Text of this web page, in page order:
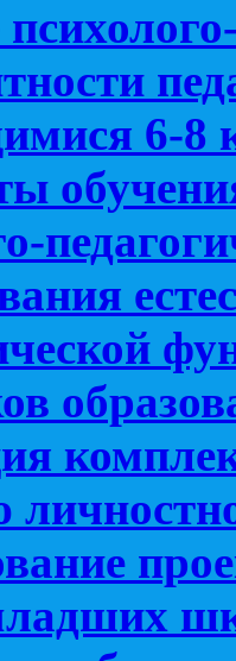
6-8